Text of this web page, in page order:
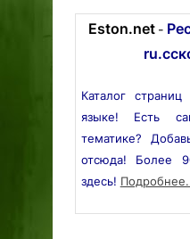
Eston.net-
Каталог
языке! Есть
тематике?
отсюда! Более
здесь!